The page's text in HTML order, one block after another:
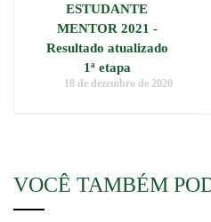
ESTUDANTE
MENTOR 2021 -
Resultado atualizado
1ª etapa
18 de dezembro de 2020
VOCÊ TAMBÉM